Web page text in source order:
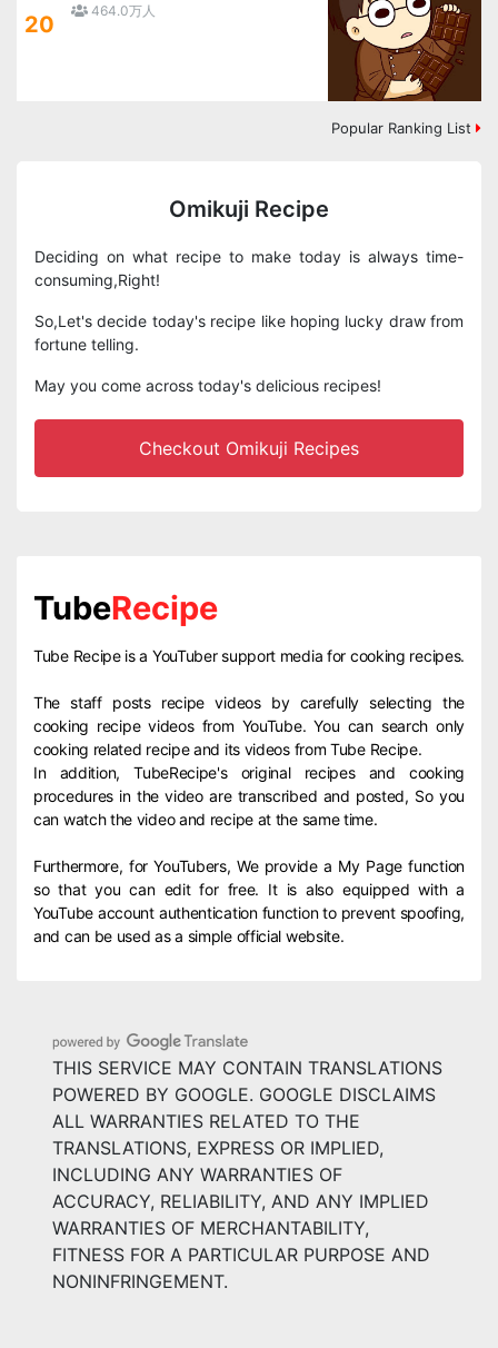
20
464.0万人
Popular Ranking List
Omikuji Recipe
Deciding on what recipe to make today is always time-
consuming,Right!
So,Let's decide today's recipe like hoping lucky draw from
fortune telling.
May you come across today's delicious recipes!
Checkout Omikuji Recipes
TubeRecipe
Tube Recipe is a YouTuber support media for cooking recipes.
The staff posts recipe videos by carefully selecting the
cooking recipe videos from YouTube. You can search only
cooking related recipe and its videos from Tube Recipe.
In addition, TubeRecipe's original recipes and cooking
procedures in the video are transcribed and posted, So you
can watch the video and recipe at the same time.
Furthermore, for YouTubers, We provide a My Page function
so that you can edit for free. It is also equipped with a
YouTube account authentication function to prevent spoofing,
and can be used as a simple official website.
THIS SERVICE MAY CONTAIN TRANSLATIONS
POWERED BY GOOGLE. GOOGLE DISCLAIMS
ALL WARRANTIES RELATED TO THE
TRANSLATIONS, EXPRESS OR IMPLIED,
INCLUDING ANY WARRANTIES OF
ACCURACY, RELIABILITY, AND ANY IMPLIED
WARRANTIES OF MERCHANTABILITY,
FITNESS FOR A PARTICULAR PURPOSE AND
NONINFRINGEMENT.